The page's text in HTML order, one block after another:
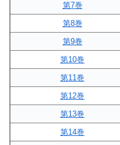
第7巻
第8巻
第9巻
第10巻
第11巻
第12巻
第13巻
第14巻